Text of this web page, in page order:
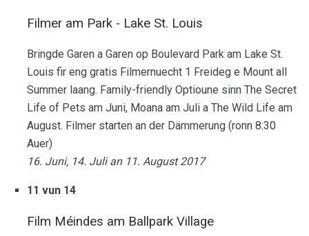
Filmer am Park - Lake St. Louis
Bringde Garen a Garen op Boulevard Park am Lake St.
Louis fir eng gratis Filmernuecht 1 Freideg e Mount all
Summer laang. Family-friendly Optioune sinn The Secret
Life of Pets am Juni, Moana am Juli a The Wild Life am
August. Filmer starten an der Dämmerung (ronn 8:30
Auer)
16. Juni, 14. Juli an 11. August 2017
11 vun 14
Film Méindes am Ballpark Village